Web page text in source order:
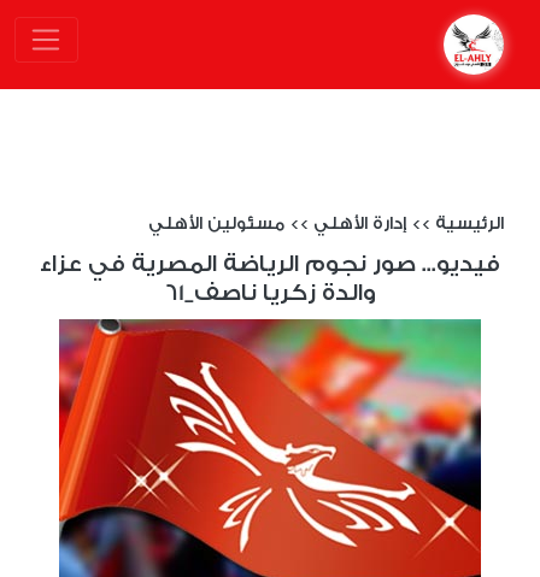
الرئيسية >> إدارة الأهلي >> مسئولين الأهلي
فيديو... صور نجوم الرياضة المصرية في عزاء
والدة زكريا ناصف_61